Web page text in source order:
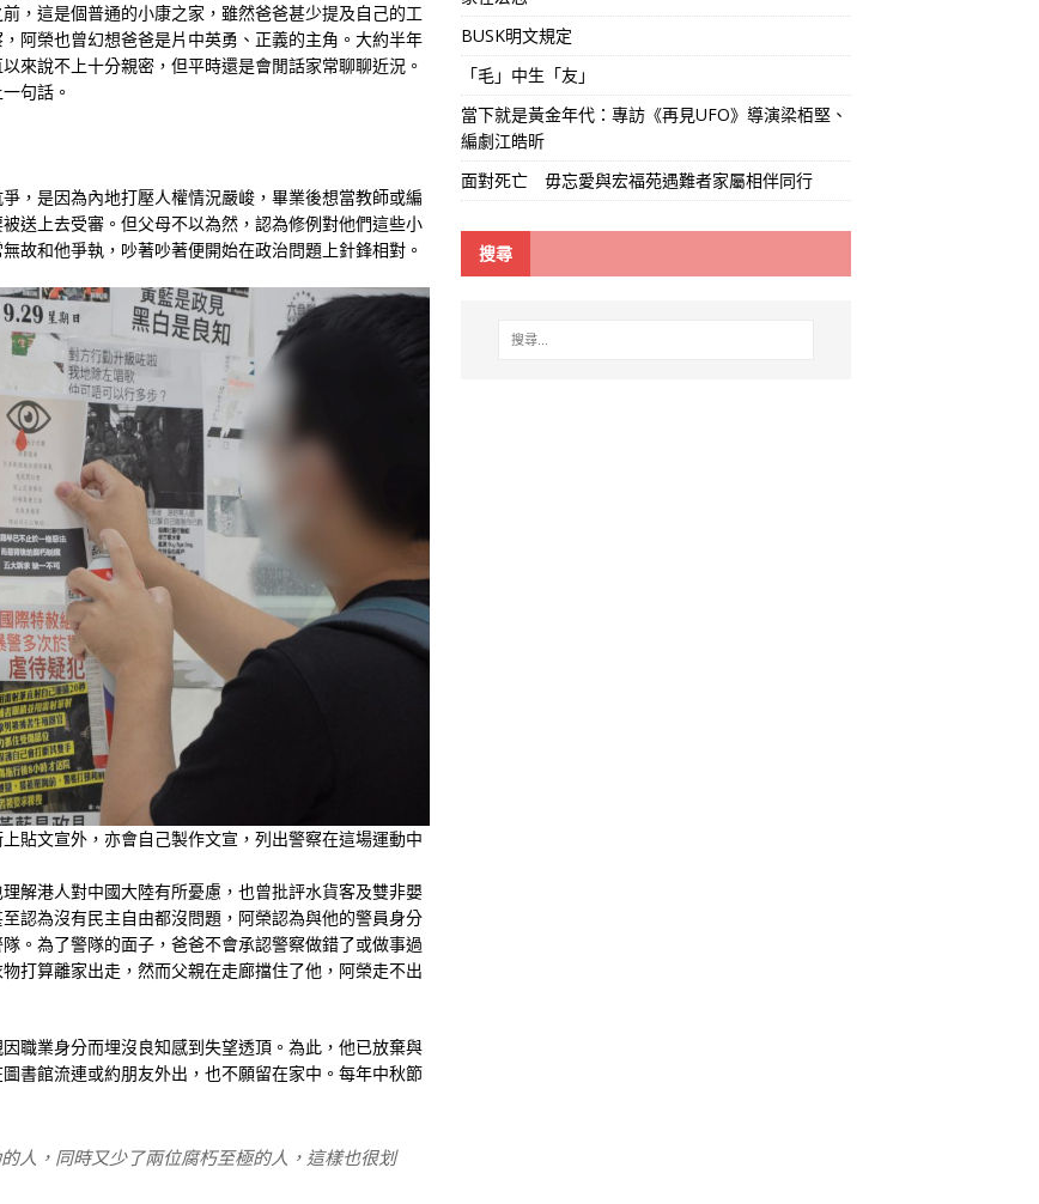
，這是個普通的小康之家，雖然爸爸甚少提及自己的工
阿榮也曾幻想爸爸是片中英勇、正義的主角。大約半年
來說不上十分親密，但平時還是會閒話家常聊聊近況。
句話。
，是因為內地打壓人權情況嚴峻，畢業後想當教師或編
送上去受審。但父母不以為然，認為修例對他們這些小
故和他爭執，吵著吵著便開始在政治問題上針鋒相對。
貼文宣外，亦會自己製作文宣，列出警察在這場運動中
解港人對中國大陸有所憂慮，也曾批評水貨客及雙非嬰
認為沒有民主自由都沒問題，阿榮認為與他的警員身分
。為了警隊的面子，爸爸不會承認警察做錯了或做事過
打算離家出走，然而父親在走廊擋住了他，阿榮走不出
職業身分而埋沒良知感到失望透頂。為此，他已放棄與
書館流連或約朋友外出，也不願留在家中。每年中秋節
人，同時又少了兩位腐朽至極的人，這樣也很划
BUSK明文規定
「毛」中生「友」
當下就是黃金年代：專訪《再見UFO》導演梁栢堅、
編劇江皓昕
面對死亡 毋忘愛與宏福苑遇難者家屬相伴同行
搜尋